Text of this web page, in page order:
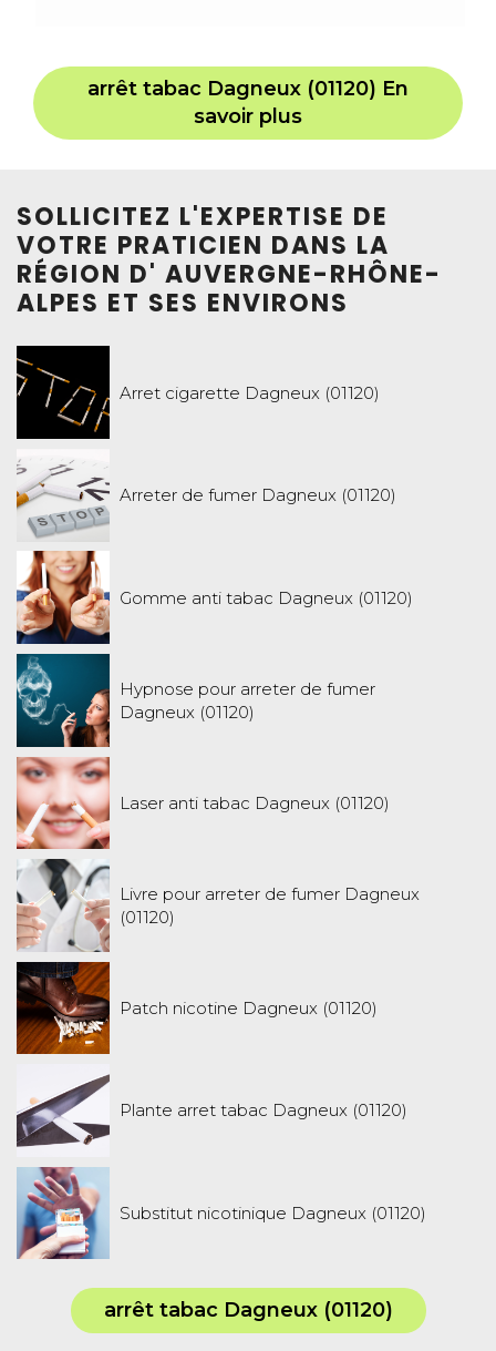
arrêt tabac Dagneux (01120) En
savoir plus
SOLLICITEZ L'EXPERTISE DE
VOTRE PRATICIEN DANS LA
RÉGION D' AUVERGNE-RHÔNE-
ALPES ET SES ENVIRONS
Arret cigarette Dagneux (01120)
Arreter de fumer Dagneux (01120)
Gomme anti tabac Dagneux (01120)
Hypnose pour arreter de fumer
Dagneux (01120)
Laser anti tabac Dagneux (01120)
Livre pour arreter de fumer Dagneux
(01120)
Patch nicotine Dagneux (01120)
Plante arret tabac Dagneux (01120)
Substitut nicotinique Dagneux (01120)
arrêt tabac Dagneux (01120)